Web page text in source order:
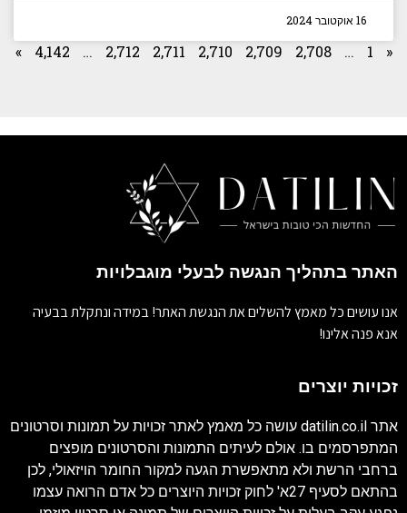
16 אוקטובר 2024
«
1
…
2,708
2,709
2,710
2,711
2,712
…
4,142
»
האתר בתהליך הנגשה לבעלי מוגבלויות
אנו עושים כל מאמץ להשלים את הנגשת האתר! במידה ונתקלת בבעיה
אנא פנה אלינו!
זכויות יוצרים
אתר datilin.co.il עושה כל מאמץ לאתר זכויות על תמונות וסרטונים
המתפרסמים בו. אולם לעיתים התמונות והסרטונים מופצים
ברחבי הרשת ולא מתאפשרת הגעה למקור החומר הויזאולי, לכן
בהתאם לסעיף 27א' לחוק זכויות היוצרים כל אדם הרואה עצמו